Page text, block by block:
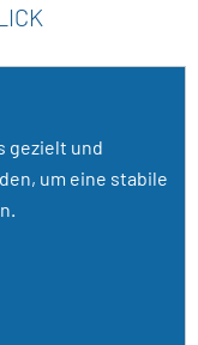
gezielt und
um eine stabile